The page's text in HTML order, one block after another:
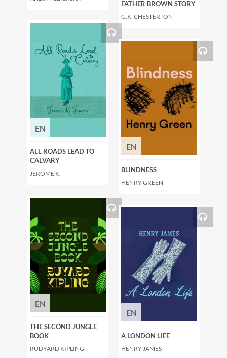
FATHER BROWN STORY
G.K. CHESTERTON
EN
ALL ROADS LEAD TO
CALVARY
JEROME K.
EN
BLINDNESS
HENRY GREEN
EN
THE SECOND JUNGLE
BOOK
RUDYARD KIPLING
EN
A LONDON LIFE
HENRY JAMES